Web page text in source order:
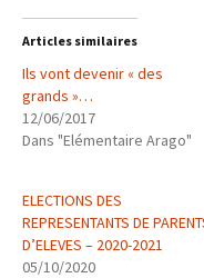
Articles similaires
Ils vont devenir « des
grands »…
12/06/2017
Dans "Elémentaire Arago"
ELECTIONS DES
REPRESENTANTS DE
D’ELEVES – 2020-2021
05/10/2020